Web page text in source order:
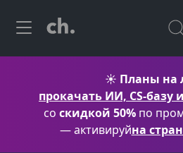
☀️ Планы на
прокачать ИИ, CS-базу
со скидкой 50% по
— активируйна